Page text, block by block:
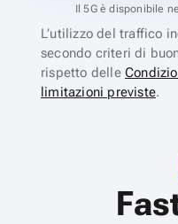
Il 5G è disponibile
L’utilizzo del traffico
secondo criteri di
rispetto delle
limitazioni previste.